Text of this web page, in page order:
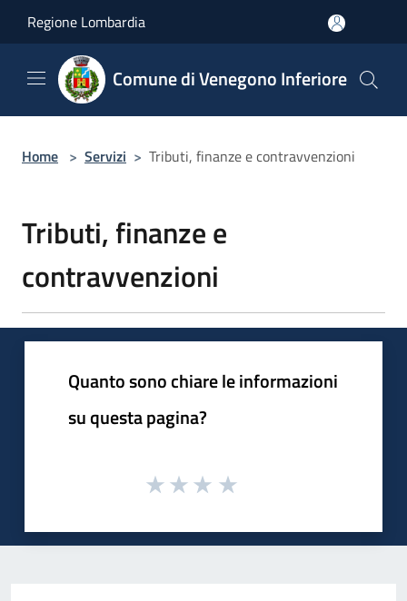
Regione Lombardia
Comune di Venegono Inferiore
Home > Servizi > Tributi, finanze e contravvenzioni
Tributi, finanze e
contravvenzioni
Quanto sono chiare le informazioni
su questa pagina?